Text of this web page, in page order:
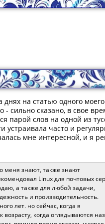
днях на статью одного
- сильно сказано, в свое
парой слов на одной из
устраивала часто и
мне интересной, и я
меня знают, также знают
Linux для почтовых
а также для любой задачи,
и производительность.
лет. но сейчас, когда я
возрасту, когда оглядываются